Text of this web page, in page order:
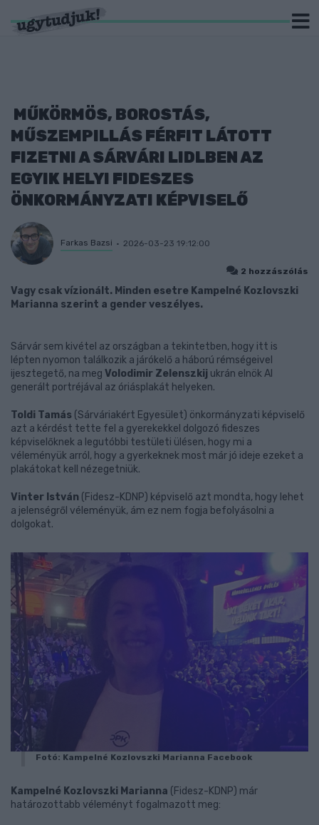
MŰKÖRMÖS, BOROSTÁS,
MŰSZEMPILLÁS FÉRFIT LÁTOTT
FIZETNI A SÁRVÁRI LIDLBEN AZ
EGYIK HELYI FIDESZES
ÖNKORMÁNYZATI KÉPVISELŐ
Farkas Bazsi 2026-03-23 19:12:00
2 hozzászólás
Vagy csak vízionált. Minden esetre Kampelné Kozlovszki
Marianna szerint a gender veszélyes.
Sárvár sem kivétel az országban a tekintetben, hogy itt is
lépten nyomon találkozik a járókelő a háború rémségeivel
ijesztegető, na meg Volodimir Zelenszkij ukrán elnök AI
generált portréjával az óriásplakát helyeken.
Toldi Tamás (Sárváriakért Egyesület) önkormányzati képviselő
azt a kérdést tette fel a gyerekekkel dolgozó fideszes
képviselőknek a legutóbbi testületi ülésen, hogy mi a
véleményük arról, hogy a gyerkeknek most már jó ideje ezeket a
plakátokat kell nézegetniük.
Vinter István (Fidesz-KDNP) képviselő azt mondta, hogy lehet
a jelenségről véleményük, ám ez nem fogja befolyásolni a
dolgokat.
Fotó: Kampelné Kozlovszki Marianna Facebook
Kampelné Kozlovszki Marianna (Fidesz-KDNP) már
határozottabb véleményt fogalmazott meg: